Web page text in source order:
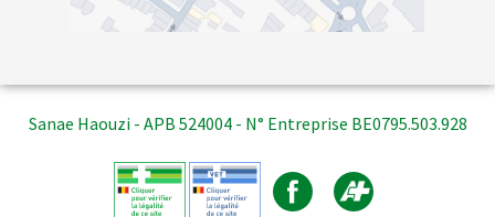
Sanae Haouzi - APB 524004 - N° Entreprise BE0795.503.928